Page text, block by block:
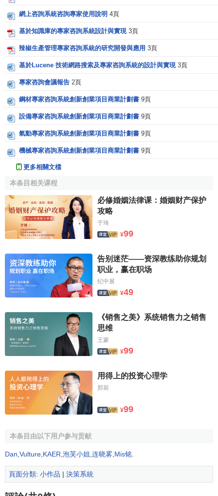
網上咨詢系統咨詢專家使用說明 4頁
基於知識庫的專家咨詢系統設計與實現 3頁
辣椒生產管理專家咨詢系統的研究開發與應用 3頁
基於Lucene 技術網路搜索及專家咨詢系統的設計與實現 3頁
專家咨詢會議報告 2頁
鋼材專家咨詢系統創新創業項目商業計劃書 9頁
設備專家咨詢系統創新創業項目商業計劃書 9頁
氣動專家咨詢系統創新創業項目商業計劃書 9頁
機械專家咨詢系統創新創業項目商業計劃書 9頁
更多相關文檔
本条目相关课程
必修婚姻法律课：婚姻财产保护
攻略
于琦
¥99
告别迷茫——资深教练助你规划
职业，赢在职场
纪中展
¥49
《销售之美》系统销售力之销售
思维
王蒙
¥99
用得上的投资心理学
郑前
¥99
本条目由以下用户参与贡献
Dan Vulture KAER 泡芙小姐 连晓雾 Mis铭
頁面分類: 小作品 | 決策系統